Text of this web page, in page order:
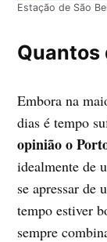
Estação de São
Quantos
Embora na
dias é tempo
opinião o
idealmente de
se apressar de
tempo estiver
sempre